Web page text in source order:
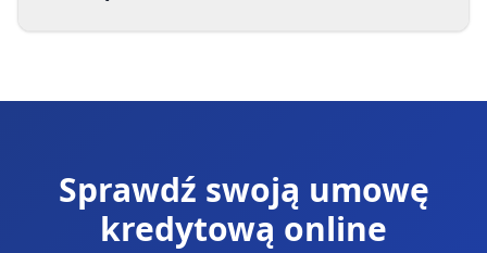
Sprawdź swoją umowę
kredytową online